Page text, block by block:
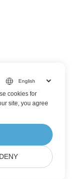
cookies for
site, you agree
DENY